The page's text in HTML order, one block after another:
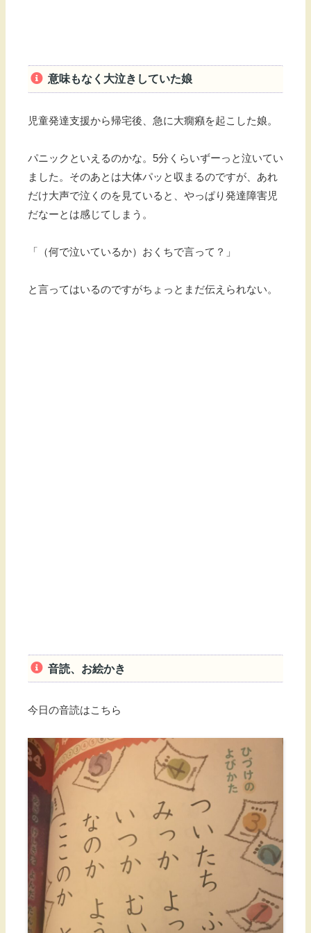
意味もなく大泣きしていた娘
児童発達支援から帰宅後、急に大癇癪を起こした娘。
パニックといえるのかな。5分くらいずーっと泣いてい
ました。そのあとは大体パッと収まるのですが、あれ
だけ大声で泣くのを見ていると、やっぱり発達障害児
だなーとは感じてしまう。
「（何で泣いているか）おくちで言って？」
と言ってはいるのですがちょっとまだ伝えられない。
音読、お絵かき
今日の音読はこちら